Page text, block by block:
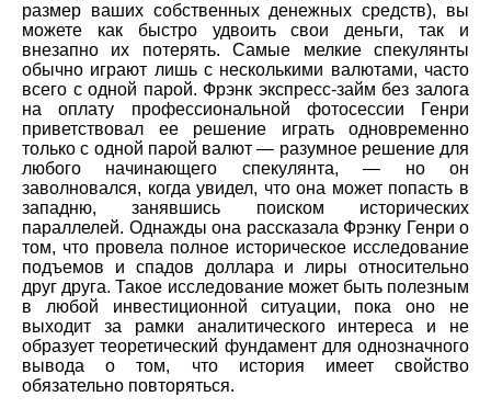
размер ваших собственных денежных средств), вы
можете как быстро удвоить свои деньги, так и
внезапно их потерять. Самые мелкие спекулянты
обычно играют лишь с несколькими валютами, часто
всего с одной парой. Фрэнк экспресс-займ без залога
на оплату профессиональной фотосессии Генри
приветствовал ее решение играть одновременно
только с одной парой валют — разумное решение для
любого начинающего спекулянта, — но он
заволновался, когда увидел, что она может попасть в
западню, занявшись поиском исторических
параллелей. Однажды она рассказала Фрэнку Генри о
том, что провела полное историческое исследование
подъемов и спадов доллара и лиры относительно
друг друга. Такое исследование может быть полезным
в любой инвестиционной ситуации, пока оно не
выходит за рамки аналитического интереса и не
образует теоретический фундамент для однозначного
вывода о том, что история имеет свойство
обязательно повторяться.